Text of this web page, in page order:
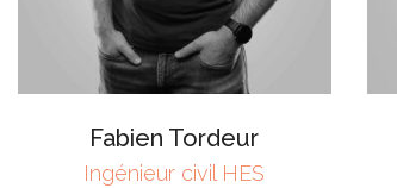
Fabien Tordeur
Ingénieur civil HES